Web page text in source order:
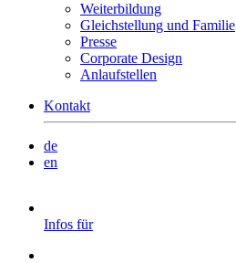
Weiterbildung
Gleichstellung und Familie
Presse
Corporate Design
Anlaufstellen
Kontakt
de
en
Infos für